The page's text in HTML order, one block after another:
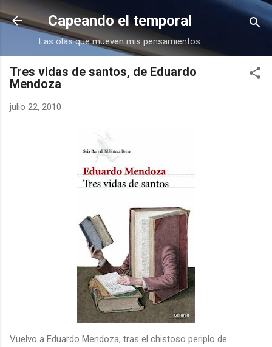
Ir al contenido principal
Capeando el temporal
Las olas que mueven mis pensamientos
Tres vidas de santos, de Eduardo
Mendoza
julio 22, 2010
Vuelvo a Eduardo Mendoza, tras el chistoso periplo de